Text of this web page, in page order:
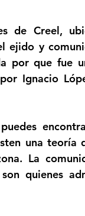
de Creel,
ejido y
por que fue
Ignacio
una teoría
La
quienes